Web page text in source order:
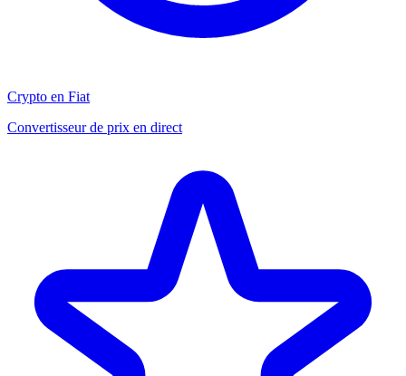
Crypto en Fiat
Convertisseur de prix en direct